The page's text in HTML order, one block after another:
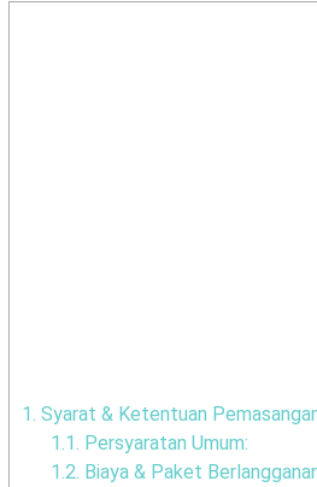
1. Syarat & Ketentuan
1.1. Persyaratan Umum:
1.2. Biaya & Paket